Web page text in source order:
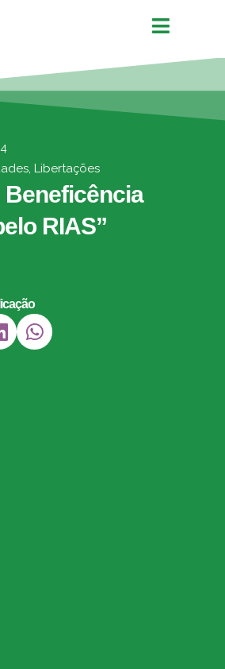
, Libertações
Beneficência
RIAS”